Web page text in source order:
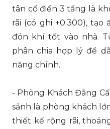
tân cổ điển 3 tầng là
rãi (có ghi +0.300),
đón khí tốt vào nhà.
phân chia hợp lý để
năng chính.
- Phòng Khách Đẳng
sảnh là phòng khách
thiết kế rộng rãi,